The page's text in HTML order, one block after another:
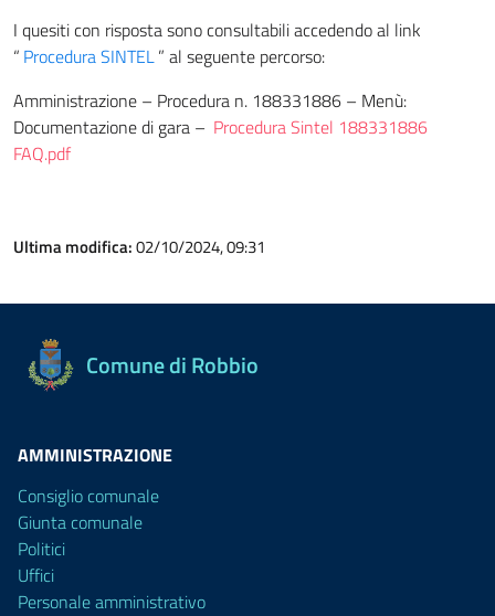
I quesiti con risposta sono consultabili accedendo al link
“ Procedura SINTEL” al seguente percorso:
Amministrazione – Procedura n. 188331886 – Menù:
Documentazione di gara – Procedura Sintel 188331886
FAQ.pdf
Ultima modifica:02/10/2024, 09:31
Comune di Robbio
AMMINISTRAZIONE
Consiglio comunale
Giunta comunale
Politici
Uffici
Personale amministrativo